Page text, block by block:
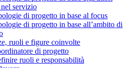
servizio
di progetto in base al focus
di progetto in base all’ambito di
ruoli e figure coinvolte
di progetto
ruoli e responsabilità